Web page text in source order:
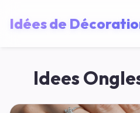
Idées de
Idees